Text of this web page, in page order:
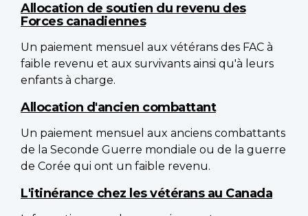
Allocation de soutien du revenu des
Forces canadiennes
Un paiement mensuel aux vétérans des FAC à
faible revenu et aux survivants ainsi qu'à leurs
enfants à charge.
Allocation d'ancien combattant
Un paiement mensuel aux anciens combattants
de la Seconde Guerre mondiale ou de la guerre
de Corée qui ont un faible revenu.
L'itinérance chez les vétérans au Canada